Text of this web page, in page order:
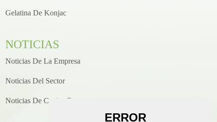
Gelatina De Konjac
NOTICIAS
Noticias De La Empresa
Noticias Del Sector
Noticias De Cocina/recetas